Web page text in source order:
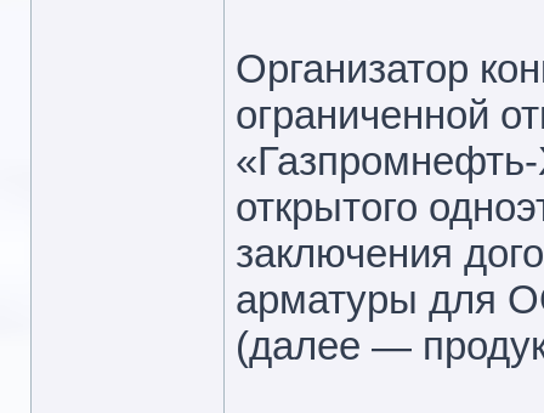
Организатор
ограниченной
открытого
заключения
арматуры для
(далее —